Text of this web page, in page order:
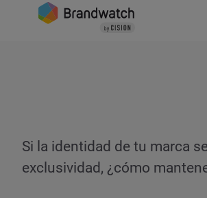
Si la identidad de tu marca
exclusividad, ¿cómo